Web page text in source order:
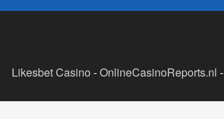
Likesbet Casino -OnlineCasinoReports.nl -